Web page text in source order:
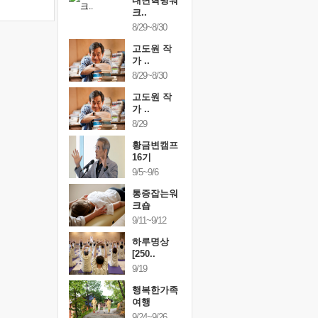
크..
8/29~8/30
고도원 작
가 ..
8/29~8/30
고도원 작
가 ..
8/29
황금변캠프
16기
9/5~9/6
통증잡는워
크숍
9/11~9/12
하루명상
[250..
9/19
행복한가족
여행